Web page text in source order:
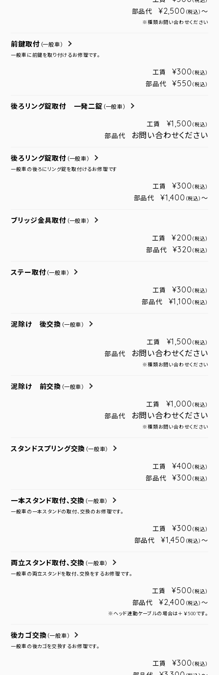
部品代 ¥2,500 （税込） ～
※種類お問い合わせください
前鍵取付 （一般車）
一般車に前鍵を取り付けるお修理です。
工賃 ¥300 （税込）
部品代 ¥550 （税込）
後ろリング錠取付 一発二錠 （一般車）
工賃 ¥1,500 （税込）
部品代 お問い合わせください
後ろリング錠取付 （一般車）
一般車の後ろにリング錠を取付けるお修理です
工賃 ¥300 （税込）
部品代 ¥1,400 （税込） ～
ブリッジ金具取付 （一般車）
工賃 ¥200 （税込）
部品代 ¥320 （税込）
ステー取付 （一般車）
工賃 ¥300 （税込）
部品代 ¥1,100 （税込）
泥除け 後交換 （一般車）
工賃 ¥1,500 （税込）
部品代 お問い合わせください
※種類お問い合わせください
泥除け 前交換 （一般車）
工賃 ¥1,000 （税込）
部品代 お問い合わせください
※種類お問い合わせください
スタンドスプリング交換 （一般車）
工賃 ¥400 （税込）
部品代 ¥300 （税込）
一本スタンド取付、交換 （一般車）
一般車の一本スタンドの取付、交換のお修理です。
工賃 ¥300 （税込）
部品代 ¥1,450 （税込） ～
両立スタンド取付、交換 （一般車）
一般車の両立スタンドを取付、交換をするお修理です。
工賃 ¥500 （税込）
部品代 ¥2,400 （税込） ～
※ヘッド連動ケーブルの場合は＋￥500です。
後カゴ交換 （一般車）
一般車の後カゴを交換するお修理です。
工賃 ¥300 （税込）